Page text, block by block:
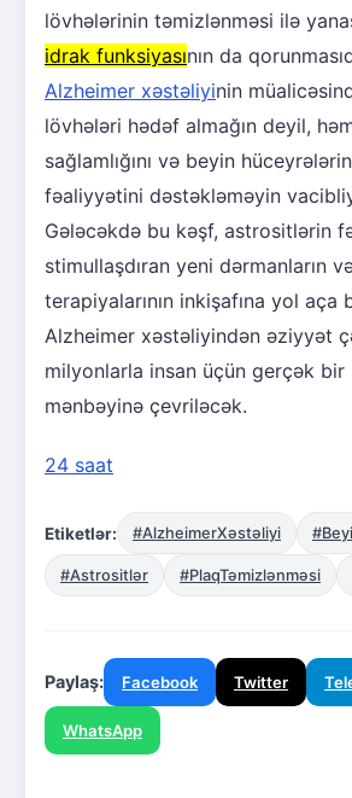
lövhələrinin təmizlənməsi ilə
idrak funksiyasının da
Alzheimer xəstəliyinin
lövhələri hədəf almağın deyil,
sağlamlığını və beyin
fəaliyyətini dəstəkləməyin
Gələcəkdə bu kəşf, astrositlərin
stimullaşdıran yeni dərmanların
terapiyalarının inkişafına yol aça
Alzheimer xəstəliyindən əziyyət
milyonlarla insan üçün gerçək bir
mənbəyinə çevriləcək.
24 saat
Etiketlər: #AlzheimerXəstəliyi
#Astrositlər #PlaqTəmizlənməsi
Paylaş: Facebook Twitter
WhatsApp